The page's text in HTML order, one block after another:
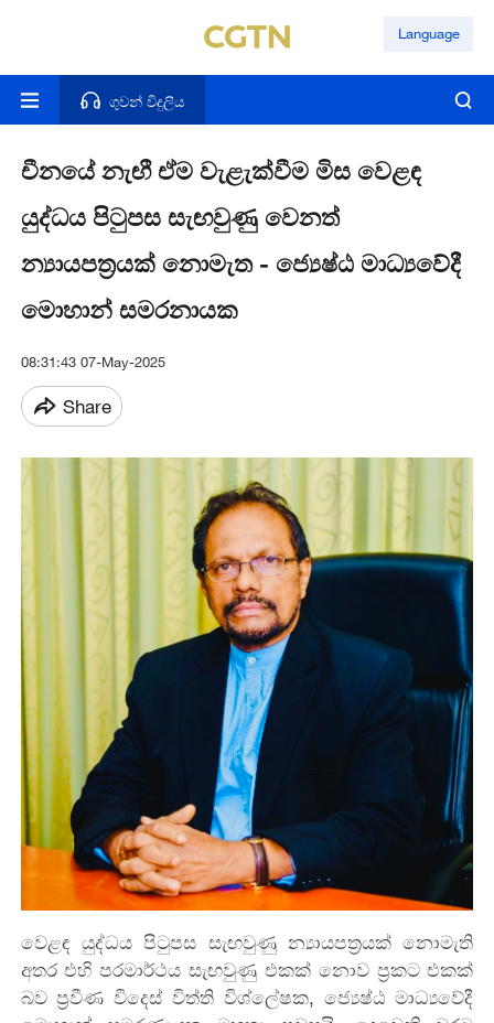
Language
ගුවන් විදුලිය
චීනයේ නැඟී ඒම වැළැක්වීම මිස වෙළඳ
යුද්ධය පිටුපස සැඟවුණු වෙනත්
න්‍යායපත්‍රයක් නොමැත - ජ්‍යෙෂ්ඨ මාධ්‍යවේදී
මොහාන් සමරනායක
08:31:43 07-May-2025
Share
වෙළඳ යුද්ධය පිටුපස සැඟවුණු න්‍යායපත්‍රයක් නොමැති
අතර එහි පරමාර්ථය සැඟවුණු එකක් නොව ප්‍රකට එකක්
බව ප්‍රවීණ විදෙස් විත්ති විශ්ලේෂක, ජ්‍යෙෂ්ඨ මාධ්‍යවේදී